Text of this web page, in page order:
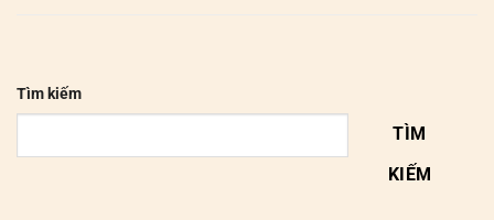
Tìm kiếm
TÌM
KIẾM